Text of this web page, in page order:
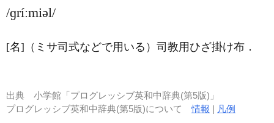
/ɡríːmiəl/
[名] （ミサ司式などで用いる）司教用ひざ掛け布 ．
出典 小学館「プログレッシブ英和中辞典(第5版)」
プログレッシブ英和中辞典(第5版)について情報 | 凡例